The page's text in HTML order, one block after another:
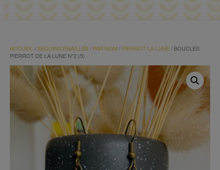
ACCUEIL /SEQUINS EMAILLÉS/ PAR NOM/ PIERROT LA LUNE/ BOUCLES
PIERROT DE LA LUNE N°2 (5)